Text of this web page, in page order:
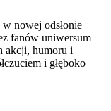
nowej odsłonie
fanów uniwersum
akcji, humoru i
i głęboko